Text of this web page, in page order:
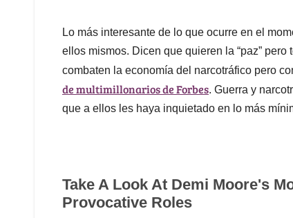
Lo más interesante de lo que ocurre en el
ellos mismos. Dicen que quieren la “paz”
combaten la economía del narcotráfico pero
de multimillonarios de Forbes. Guerra y
que a ellos les haya inquietado en lo más